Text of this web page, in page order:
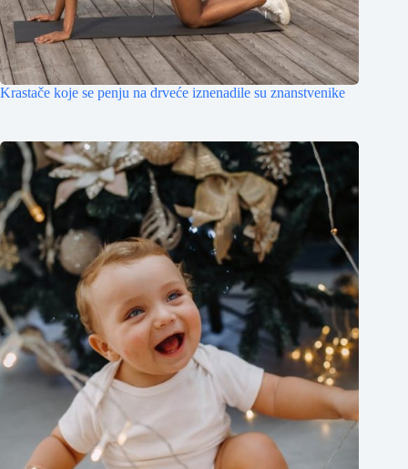
Krastače koje se penju na drveće iznenadile su znanstvenike